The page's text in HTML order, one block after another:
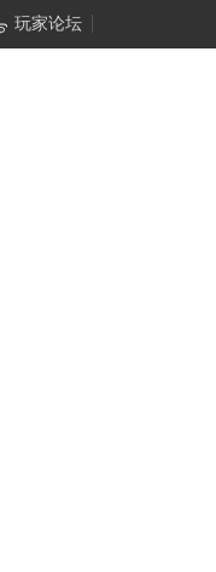
玩家论坛